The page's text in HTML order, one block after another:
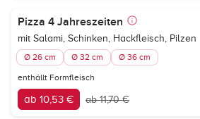
Pizza 4 Jahreszeiten
mit Salami, Schinken, Hackfleisch, Pilzen
Ø 26 cm Ø 32 cm Ø 36 cm
enthällt Formfleisch
ab 10,53 € ab 11,70 €